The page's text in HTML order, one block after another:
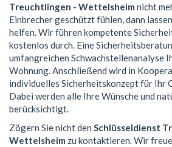
Treuchtlingen - Wettelsheim nicht
Einbrecher geschützt fühlen, dann
helfen. Wir führen kompetente
kostenlos durch. Eine
umfangreichen Schwachstellenanalyse
Wohnung. Anschließend wird in
individuelles Sicherheitskonzept für Ihr
Dabei werden alle Ihre Wünsche und
berücksichtigt.
Zögern Sie nicht den Schlüsseldienst
Wettelsheim zu kontaktieren. Wir